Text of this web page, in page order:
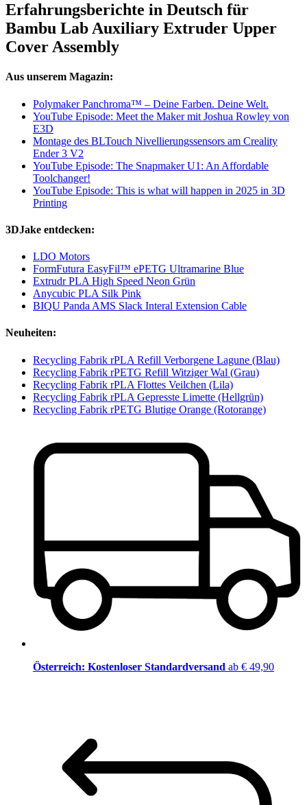
Erfahrungsberichte in Deutsch für
Bambu Lab Auxiliary Extruder Upper
Cover Assembly
Aus unserem Magazin:
Polymaker Panchroma™ – Deine Farben. Deine Welt.
YouTube Episode: Meet the Maker mit Joshua Rowley von
E3D
Montage des BLTouch Nivellierungssensors am Creality
Ender 3 V2
YouTube Episode: The Snapmaker U1: An Affordable
Toolchanger!
YouTube Episode: This is what will happen in 2025 in 3D
Printing
3DJake entdecken:
LDO Motors
FormFutura EasyFil™ ePETG Ultramarine Blue
Extrudr PLA High Speed Neon Grün
Anycubic PLA Silk Pink
BIQU Panda AMS Slack Interal Extension Cable
Neuheiten:
Recycling Fabrik rPLA Refill Verborgene Lagune (Blau)
Recycling Fabrik rPETG Refill Witziger Wal (Grau)
Recycling Fabrik rPLA Flottes Veilchen (Lila)
Recycling Fabrik rPLA Gepresste Limette (Hellgrün)
Recycling Fabrik rPETG Blutige Orange (Rotorange)
Österreich: Kostenloser Standardversand ab € 49,90